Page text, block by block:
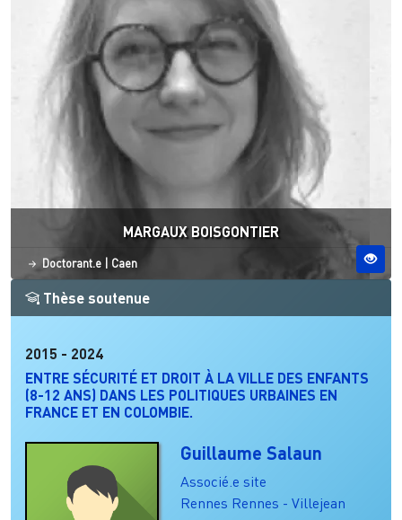
MARGAUX BOISGONTIER
Statut
Doctorant.e | Site ESO
Caen
Thèse soutenue
2015 - 2024
ENTRE SÉCURITÉ ET DROIT À LA VILLE DES ENFANTS
(8-12 ANS) DANS LES POLITIQUES URBAINES EN
FRANCE ET EN COLOMBIE.
Guillaume Salaun
Associé.e site
Rennes Rennes - Villejean